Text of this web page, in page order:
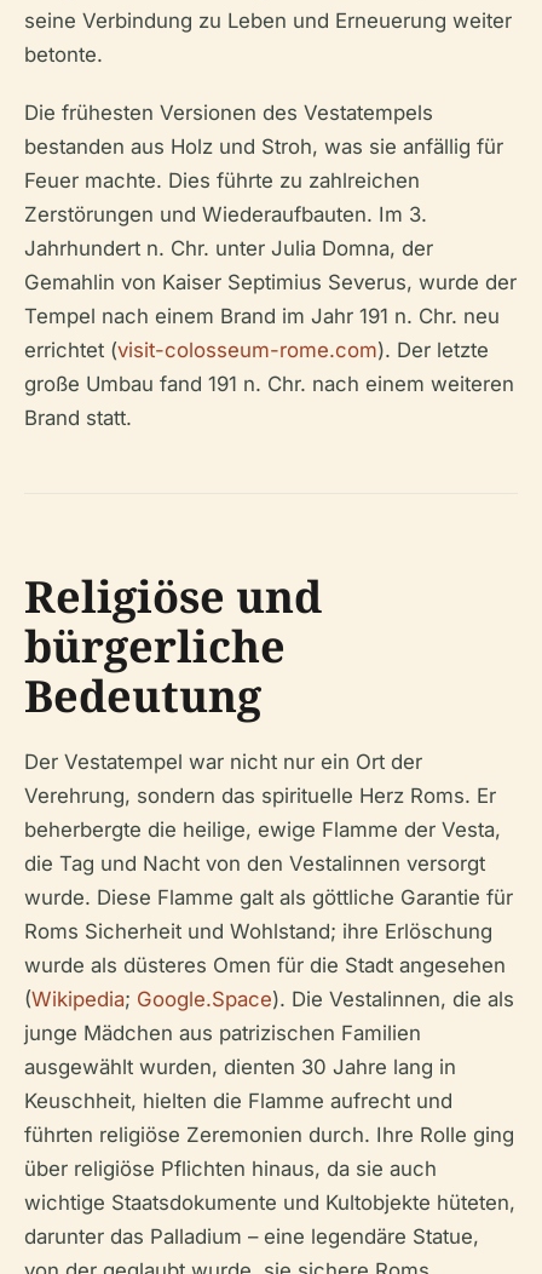
seine Verbindung zu Leben und Erneuerung weiter
betonte.
Die frühesten Versionen des Vestatempels
bestanden aus Holz und Stroh, was sie anfällig für
Feuer machte. Dies führte zu zahlreichen
Zerstörungen und Wiederaufbauten. Im 3.
Jahrhundert n. Chr. unter Julia Domna, der
Gemahlin von Kaiser Septimius Severus, wurde der
Tempel nach einem Brand im Jahr 191 n. Chr. neu
errichtet (visit-colosseum-rome.com). Der letzte
große Umbau fand 191 n. Chr. nach einem weiteren
Brand statt.
Religiöse und
bürgerliche
Bedeutung
Der Vestatempel war nicht nur ein Ort der
Verehrung, sondern das spirituelle Herz Roms. Er
beherbergte die heilige, ewige Flamme der Vesta,
die Tag und Nacht von den Vestalinnen versorgt
wurde. Diese Flamme galt als göttliche Garantie für
Roms Sicherheit und Wohlstand; ihre Erlöschung
wurde als düsteres Omen für die Stadt angesehen
(Wikipedia; Google.Space). Die Vestalinnen, die als
junge Mädchen aus patrizischen Familien
ausgewählt wurden, dienten 30 Jahre lang in
Keuschheit, hielten die Flamme aufrecht und
führten religiöse Zeremonien durch. Ihre Rolle ging
über religiöse Pflichten hinaus, da sie auch
wichtige Staatsdokumente und Kultobjekte hüteten,
darunter das Palladium – eine legendäre Statue,